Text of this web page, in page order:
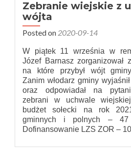
Zebranie wiejskie z
wójta
Posted on 2020-09-14
W piątek 11 września w
Józef Barnasz zorganizował
na które przybył wójt
Zanim włodarz gminy
oraz odpowiadał na
zebrani w uchwale
budżet sołecki na rok
gminnych i polnych – 47
Dofinansowanie LZS ZOR –